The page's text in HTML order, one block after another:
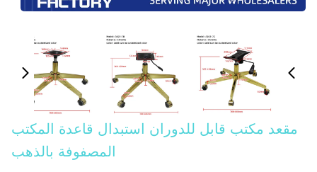
مقعد مكتب قابل للدوران استبدال قاعدة المكتب
المصفوفة بالذهب